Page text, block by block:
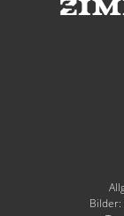
Bilder: